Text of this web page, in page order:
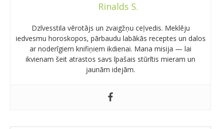
Rinalds S.
Dzīvesstila vērotājs un zvaigžņu ceļvedis. Meklēju
iedvesmu horoskopos, pārbaudu labākās receptes un dalos
ar noderīgiem knifiņiem ikdienai. Mana misija — lai
ikvienam šeit atrastos savs īpašais stūrītis mieram un
jaunām idejām.